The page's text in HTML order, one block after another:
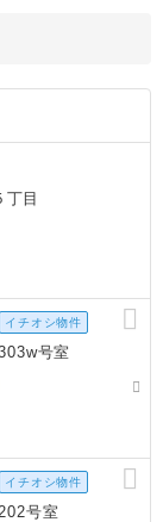
目
イチオシ物件
号室
イチオシ物件
号室